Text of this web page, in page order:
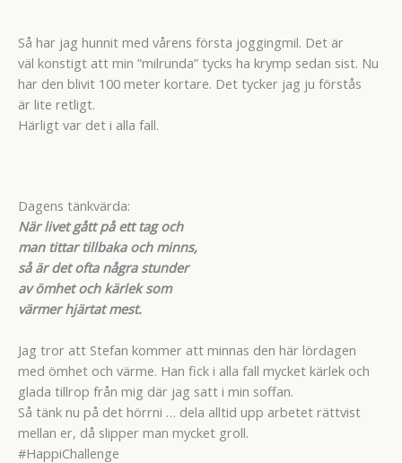
Så har jag hunnit med vårens första joggingmil. Det är
väl konstigt att min ”milrunda” tycks ha krymp sedan sist. Nu
har den blivit 100 meter kortare. Det tycker jag ju förstås
är lite retligt.
Härligt var det i alla fall.
Dagens tänkvärda:
När livet gått på ett tag och
man tittar tillbaka och minns,
så är det ofta några stunder
av ömhet och kärlek som
värmer hjärtat mest.
Jag tror att Stefan kommer att minnas den här lördagen
med ömhet och värme. Han fick i alla fall mycket kärlek och
glada tillrop från mig där jag satt i min soffan.
Så tänk nu på det hörrni … dela alltid upp arbetet rättvist
mellan er, då slipper man mycket groll.
#HappiChallenge